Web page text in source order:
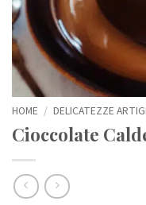
HOME / DELICATEZZE
Cioccolate